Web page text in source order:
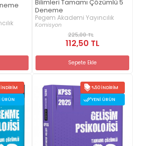
Bilimleri Tamamı Çözümlü 5
Deneme
Pegem Akademi Yayıncılık
Komisyon
225,00 TL
112,50 TL
Sepete Ekle
ÜRÜN
%50 İNDIRIM
YENI ÜRÜN